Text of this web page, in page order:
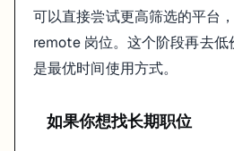
可以直接尝试更高筛选的平台
remote 岗位。这个阶段再去
是最优时间使用方式。
如果你想找长期职位